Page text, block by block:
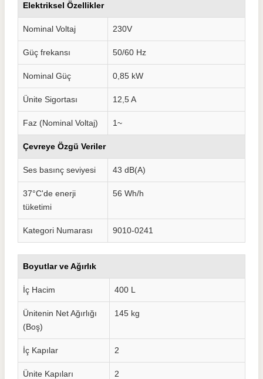
Elektriksel Özellikler
Nominal Voltaj 230V
Güç frekansı 50/60 Hz
Nominal Güç 0,85 kW
Ünite Sigortası 12,5 A
Faz (Nominal Voltaj) 1~
Çevreye Özgü Veriler
Ses basınç seviyesi 43 dB(A)
37°C'de enerji
tüketimi
56 Wh/h
Kategori Numarası 9010-0241
Boyutlar ve Ağırlık
İç Hacim 400 L
Ünitenin Net Ağırlığı
(Boş)
145 kg
İç Kapılar 2
Ünite Kapıları 2